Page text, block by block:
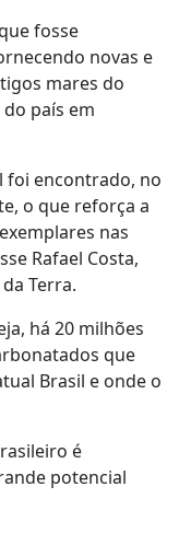
fosse
novas e
mares do
país em
foi encontrado, no
o que reforça a
nas
Rafael Costa,
Terra.
há 20 milhões
que
Brasil e onde o
é
potencial